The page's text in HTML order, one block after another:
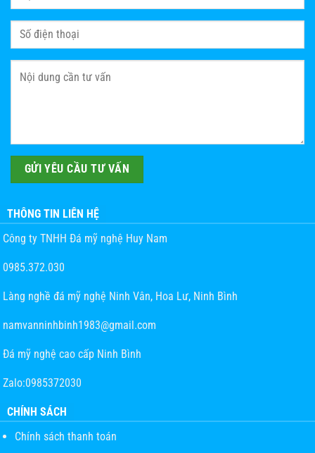
THÔNG TIN LIÊN HỆ
Công ty TNHH Đá mỹ nghệ Huy Nam
0985.372.030
Làng nghề đá mỹ nghệ Ninh Vân, Hoa Lư, Ninh Bình
namvanninhbinh1983@gmail.com
Đá mỹ nghệ cao cấp Ninh Bình
Zalo:0985372030
CHÍNH SÁCH
Chính sách thanh toán